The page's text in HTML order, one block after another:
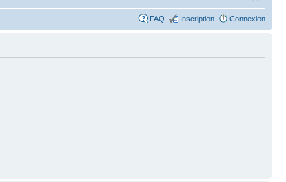
FAQ Inscription Connexion